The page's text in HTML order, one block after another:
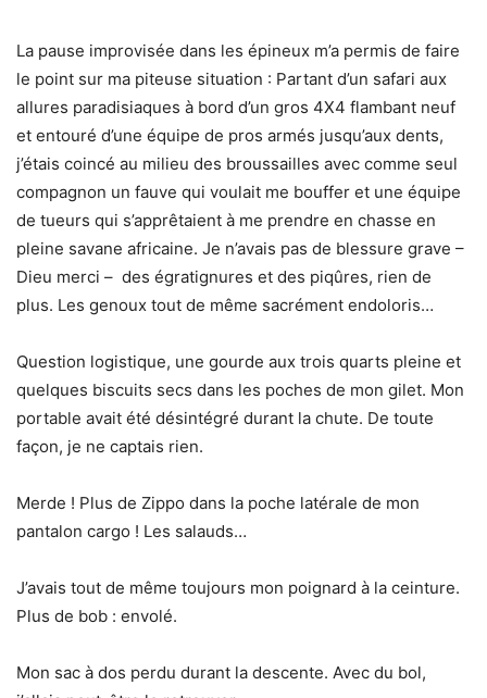
La pause improvisée dans les épineux m’a permis de faire
le point sur ma piteuse situation : Partant d’un safari aux
allures paradisiaques à bord d’un gros 4X4 flambant neuf
et entouré d’une équipe de pros armés jusqu’aux dents,
j’étais coincé au milieu des broussailles avec comme seul
compagnon un fauve qui voulait me bouffer et une équipe
de tueurs qui s’apprêtaient à me prendre en chasse en
pleine savane africaine. Je n’avais pas de blessure grave –
Dieu merci – des égratignures et des piqûres, rien de
plus. Les genoux tout de même sacrément endoloris…
Question logistique, une gourde aux trois quarts pleine et
quelques biscuits secs dans les poches de mon gilet. Mon
portable avait été désintégré durant la chute. De toute
façon, je ne captais rien.
Merde ! Plus de Zippo dans la poche latérale de mon
pantalon cargo ! Les salauds…
J’avais tout de même toujours mon poignard à la ceinture.
Plus de bob : envolé.
Mon sac à dos perdu durant la descente. Avec du bol,